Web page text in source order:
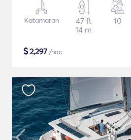
Katamaran
47 ft
14 m
10
$2,297 /noc